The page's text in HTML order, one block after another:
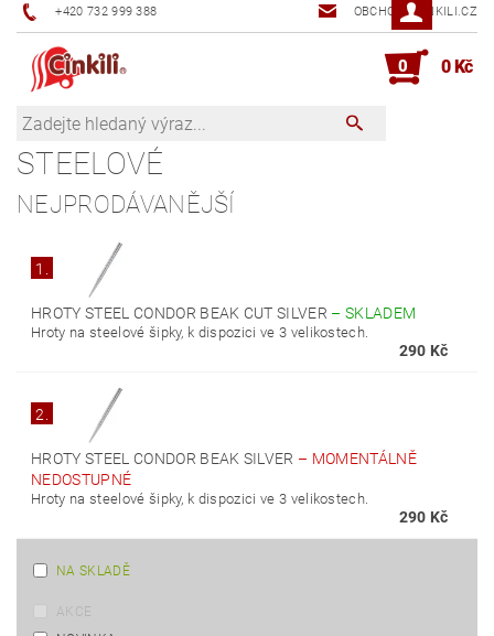
+420 732 999 388 OBCHOD@CINKILI.CZ
0 0 Kč
STEELOVÉ
NEJPRODÁVANĚJŠÍ
1.
HROTY STEEL CONDOR BEAK CUT SILVER – SKLADEM
Hroty na steelové šipky, k dispozici ve 3 velikostech.
290 Kč
2.
HROTY STEEL CONDOR BEAK SILVER – MOMENTÁLNĚ
NEDOSTUPNÉ
Hroty na steelové šipky, k dispozici ve 3 velikostech.
290 Kč
NA SKLADĚ
AKCE